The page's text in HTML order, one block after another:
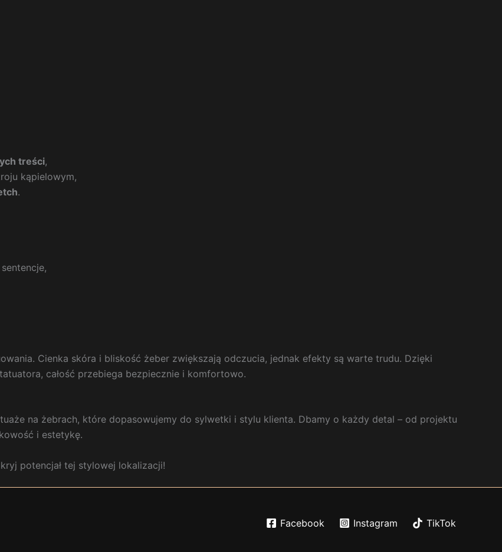
treści,
kąpielowym,
.
Cienka skóra i bliskość żeber zwiększają odczucia, jednak efekty są warte trudu. Dzięki
całość przebiega bezpiecznie i komfortowo.
na żebrach, które dopasowujemy do sylwetki i stylu klienta. Dbamy o każdy detal – od projektu
i estetykę.
potencjał tej stylowej lokalizacji!
Facebook Instagram TikTok